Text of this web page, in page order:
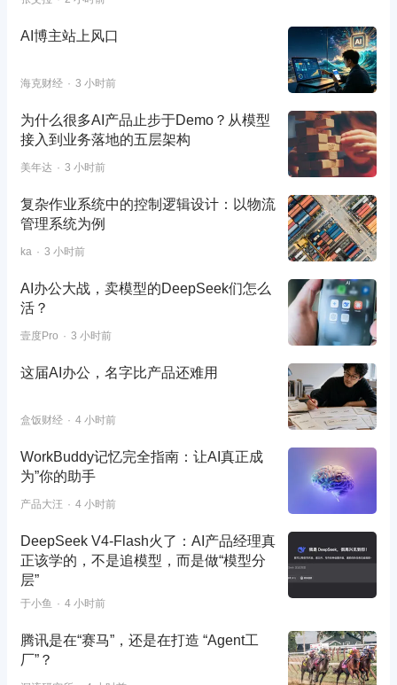
AI博主站上风口
海克财经 3 小时前
为什么很多AI产品止步于Demo？从模型
接入到业务落地的五层架构
美年达 3 小时前
复杂作业系统中的控制逻辑设计：以物流
管理系统为例
ka 3 小时前
AI办公大战，卖模型的DeepSeek们怎么
活？
壹度Pro 3 小时前
这届AI办公，名字比产品还难用
盒饭财经 4 小时前
WorkBuddy记忆完全指南：让AI真正成
为”你的助手
产品大汪 4 小时前
DeepSeek V4-Flash火了：AI产品经理真
正该学的，不是追模型，而是做“模型分
层”
于小鱼 4 小时前
腾讯是在“赛马”，还是在打造 “Agent工
厂”？